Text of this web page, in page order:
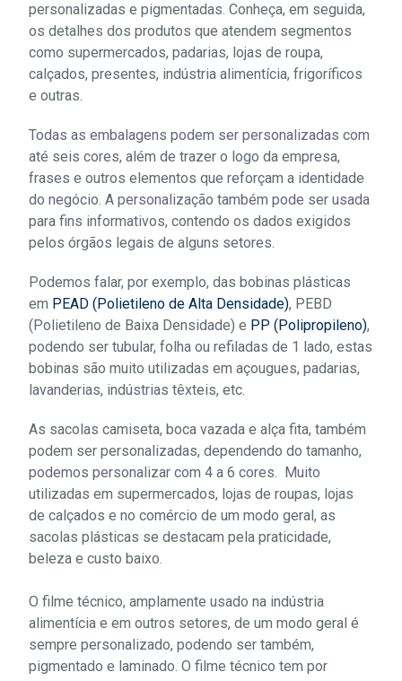
personalizadas e pigmentadas. Conheça, em seguida,
os detalhes dos produtos que atendem segmentos
como supermercados, padarias, lojas de roupa,
calçados, presentes, indústria alimentícia, frigoríficos
e outras.
Todas as embalagens podem ser personalizadas com
até seis cores, além de trazer o logo da empresa,
frases e outros elementos que reforçam a identidade
do negócio. A personalização também pode ser usada
para fins informativos, contendo os dados exigidos
pelos órgãos legais de alguns setores.
Podemos falar, por exemplo, das bobinas plásticas
em PEAD (Polietileno de Alta Densidade), PEBD
(Polietileno de Baixa Densidade) e PP (Polipropileno),
podendo ser tubular, folha ou refiladas de 1 lado, estas
bobinas são muito utilizadas em açougues, padarias,
lavanderias, indústrias têxteis, etc.
As sacolas camiseta, boca vazada e alça fita, também
podem ser personalizadas, dependendo do tamanho,
podemos personalizar com 4 a 6 cores. Muito
utilizadas em supermercados, lojas de roupas, lojas
de calçados e no comércio de um modo geral, as
sacolas plásticas se destacam pela praticidade,
beleza e custo baixo.
O filme técnico, amplamente usado na indústria
alimentícia e em outros setores, de um modo geral é
sempre personalizado, podendo ser também,
pigmentado e laminado. O filme técnico tem por